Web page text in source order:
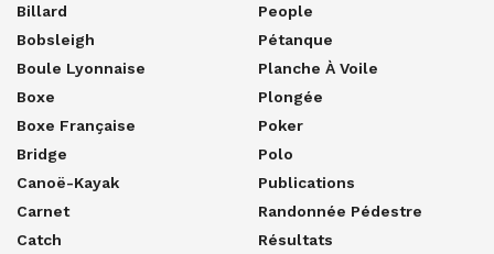
Billard
Bobsleigh
Boule Lyonnaise
Boxe
Boxe Française
Bridge
Canoë-Kayak
Carnet
Catch
People
Pétanque
Planche À Voile
Plongée
Poker
Polo
Publications
Randonnée Pédestre
Résultats